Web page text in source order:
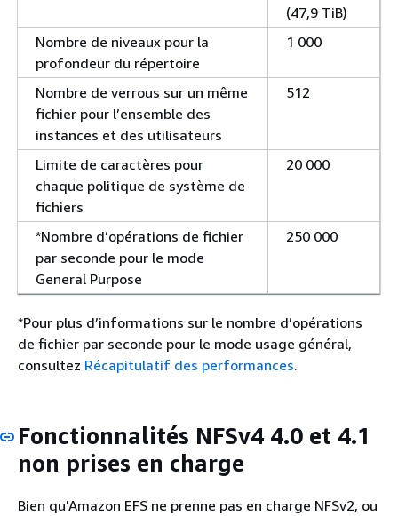
(47,9 TiB)
Nombre de niveaux pour la
profondeur du répertoire
1 000
Nombre de verrous sur un même
fichier pour l’ensemble des
instances et des utilisateurs
512
Limite de caractères pour
chaque politique de système de
fichiers
20 000
*Nombre d’opérations de fichier
par seconde pour le mode
General Purpose
250 000
*Pour plus d’informations sur le nombre d’opérations
de fichier par seconde pour le mode usage général,
consultez Récapitulatif des performances.
Fonctionnalités NFSv4 4.0 et 4.1
non prises en charge
Bien qu'Amazon EFS ne prenne pas en charge NFSv2, ou